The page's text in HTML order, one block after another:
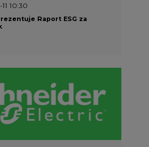
10:30
Raport ESG za